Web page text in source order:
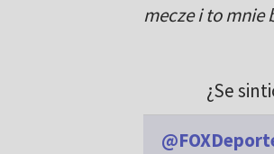
mecze i to mnie
¿Se